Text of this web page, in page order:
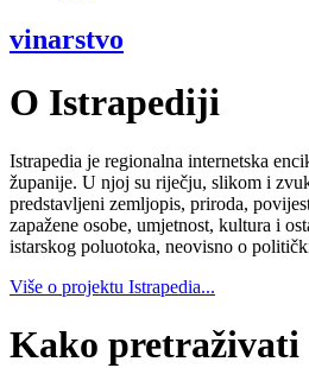
vinarstvo
O Istrapediji
Istrapedia je regionalna internetska
županije. U njoj su riječju, slikom i
predstavljeni zemljopis, priroda,
zapažene osobe, umjetnost, kultura i
istarskog poluotoka, neovisno o
Više o projektu Istrapedia...
Kako pretraživati